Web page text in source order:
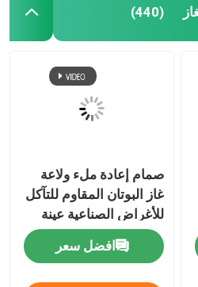
(440)
صمام إعادة ملء ولاعة
غاز البوتان المقاوم للتآكل
للأغراض الصناعية عينة
مجانية
افضل سعر